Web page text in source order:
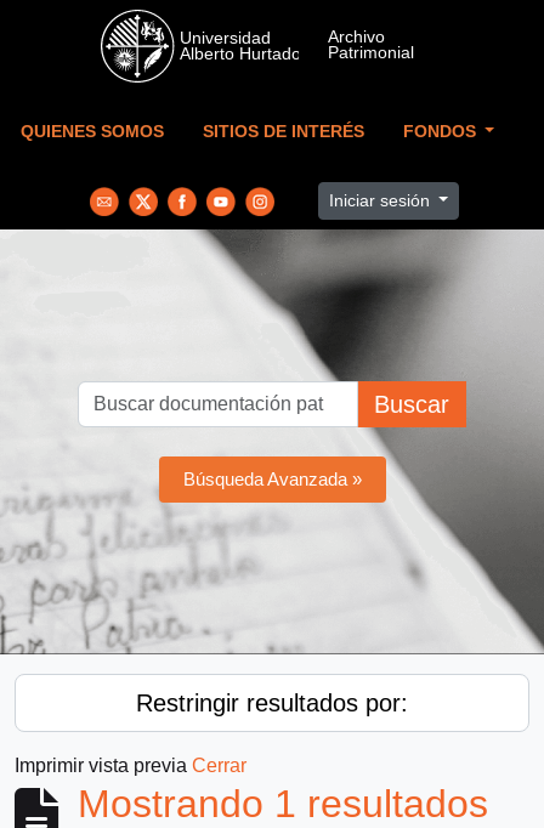
Skip to main content
QUIENES SOMOS SITIOS DE INTERÉS FONDOS
Iniciar sesión
Buscar
Búsqueda Avanzada »
Restringir resultados por:
Imprimir vista previa Cerrar
Mostrando 1 resultados